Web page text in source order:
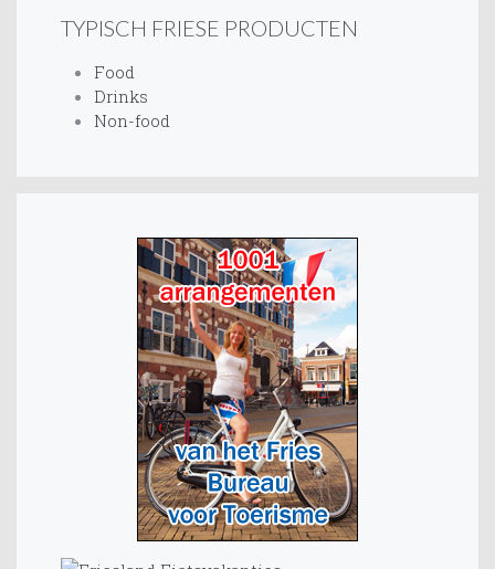
TYPISCH FRIESE PRODUCTEN
Food
Drinks
Non-food